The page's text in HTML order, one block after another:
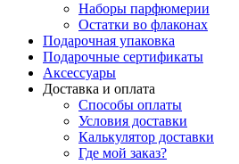
Наборы парфюмерии
Остатки во флаконах
Подарочная упаковка
Подарочные сертификаты
Аксессуары
Доставка и оплата
Способы оплаты
Условия доставки
Калькулятор доставки
Где мой заказ?